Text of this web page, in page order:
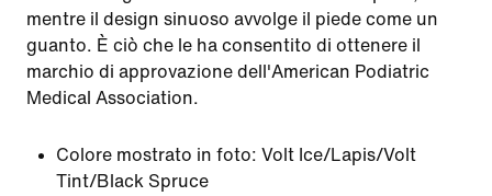
mentre il design sinuoso avvolge il piede come un
guanto. È ciò che le ha consentito di ottenere il
marchio di approvazione dell'American Podiatric
Medical Association.
Colore mostrato in foto: Volt Ice/Lapis/Volt
Tint/Black Spruce